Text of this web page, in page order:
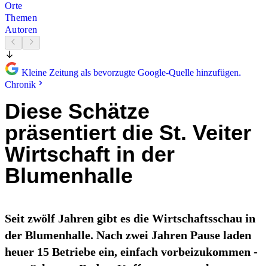
Orte
Themen
Autoren
Kleine Zeitung als bevorzugte Google-Quelle hinzufügen.
Chronik
Diese Schätze
präsentiert die St. Veiter
Wirtschaft in der
Blumenhalle
Seit zwölf Jahren gibt es die Wirtschaftsschau in
der Blumenhalle. Nach zwei Jahren Pause laden
heuer 15 Betriebe ein, einfach vorbeizukommen -